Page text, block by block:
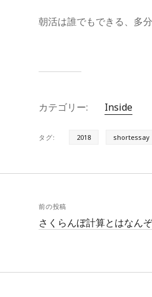
朝活は誰でもできる、多
カテゴリー: Inside
タグ: 2018 shortessay
前の投稿
さくらんぼ計算とはなん